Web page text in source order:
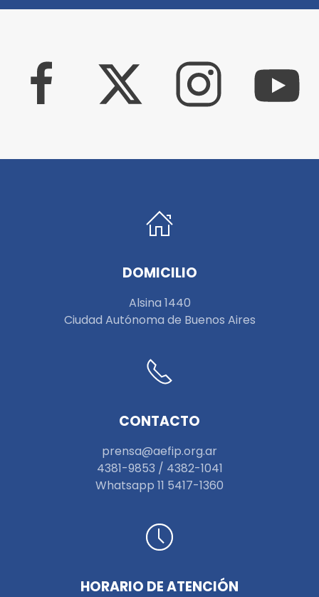
DOMICILIO
Alsina 1440
Ciudad Autónoma de Buenos Aires
CONTACTO
prensa@aefip.org.ar
4381-9853 / 4382-1041
Whatsapp 11 5417-1360
HORARIO DE ATENCIÓN